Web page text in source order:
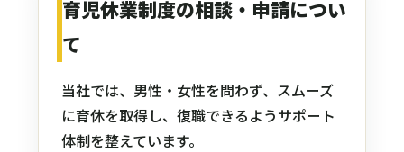
育児休業制度の相談・申請につい
て
当社では、男性・女性を問わず、スムーズ
に育休を取得し、復職できるようサポート
体制を整えています。